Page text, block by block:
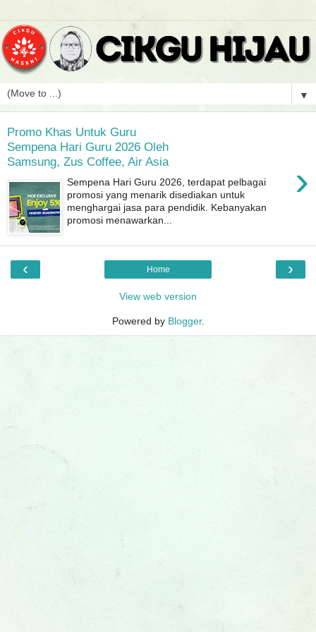
▼
Promo Khas Untuk Guru
Sempena Hari Guru 2026 Oleh
Samsung, Zus Coffee, Air Asia
›
Sempena Hari Guru 2026, terdapat pelbagai
promosi yang menarik disediakan untuk
menghargai jasa para pendidik. Kebanyakan
promosi menawarkan...
‹ ›
Home
View web version
Powered by Blogger.